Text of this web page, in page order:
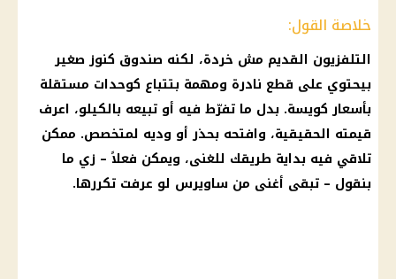
خلاصة القول:
التلفزيون القديم مش خردة، لكنه صندوق كنوز صغير
بيحتوي على قطع نادرة ومهمة بتتباع كوحدات مستقلة
بأسعار كويسة. بدل ما تفرّط فيه أو تبيعه بالكيلو، اعرف
قيمته الحقيقية، وافتحه بحذر أو وديه لمتخصص. ممكن
تلاقي فيه بداية طريقك للغنى، ويمكن فعلاً – زي ما
بنقول – تبقى أغنى من ساويرس لو عرفت تكررها.